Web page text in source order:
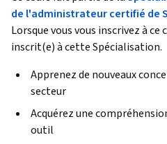
de l'administrateur certifié de
Lorsque vous vous inscrivez à
inscrit(e) à cette Spécialisation.
Apprenez de nouveaux
secteur
Acquérez une
outil